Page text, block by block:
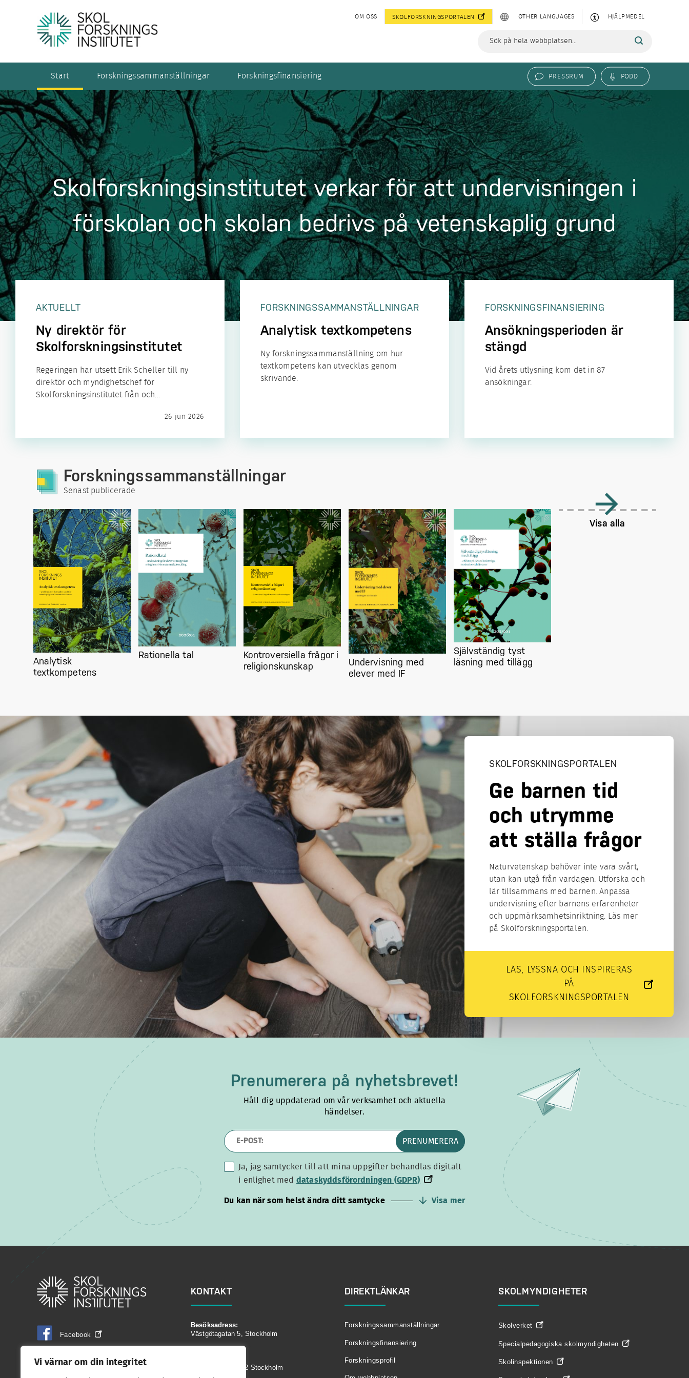
Vi värnar om din integritet
OM OSS SKOLFORSKNINGSPORTALEN OTHER LANGUAGES HJÄLPMEDEL
Start Forskningssammanställningar Forskningsfinansiering PRESSRUM PODD
Skolforskningsinstitutet verkar för att undervisningen i
förskolan och skolan bedrivs på vetenskaplig grund
AKTUELLT
Ny direktör för
Skolforsknings­institutet
26 jun 2026
Regeringen har utsett Erik Scheller till ny
direktör och myndighetschef för
Skolforskningsinstitutet från och...
FORSKNINGSSAMMAN­STÄLLNINGAR
Analytisk textkompetens
Ny forskningssammanställning om hur
textkompetens kan utvecklas genom
skrivande.
FORSKNINGS­FINANSIERING
Ansökningsperioden är
stängd
Vid årets utlysning kom det in 87
ansökningar.
Forskningssammanställningar
Senast publicerade
Analytisk
textkompetens
Rationella tal
Kontroversiella frågor i
religionskunskap
Undervisning med
elever med IF
Självständig tyst
läsning med tillägg
Visa alla
SKOLFORSKNINGSPORTALEN
Ge barnen tid
och utrymme
att ställa frågor
Naturvetenskap behöver inte vara svårt,
utan kan utgå från vardagen. Utforska och
lär tillsammans med barnen. Anpassa
undervisning efter barnens erfarenheter
och uppmärksamhetsinriktning. Läs mer
på Skolforskningsportalen.
LÄS, LYSSNA OCH INSPIRERAS
PÅ
SKOLFORSKNINGSPORTALEN
Prenumerera på nyhetsbrevet!
Håll dig uppdaterad om vår verksamhet och aktuella
händelser.
PRENUMERERA
Ja, jag samtycker till att mina uppgifter behandlas digitalt
i enlighet meddataskyddsförordningen
dataskyddsförordningen (GDPR)
Du kan när som helst ändra ditt samtycke Visa mer
Facebook
LinkedIn
KONTAKT
Besöksadress:
Västgötagatan 5, Stockholm
Box 17178, 104 62 Stockholm
DIREKTLÄNKAR
Forskningssammanställningar
Forskningsfinansiering
Forskningsprofil
SKOLMYNDIGHETER
Skolverket
Specialpedagogiska skolmyndigheten
Skolinspektionen